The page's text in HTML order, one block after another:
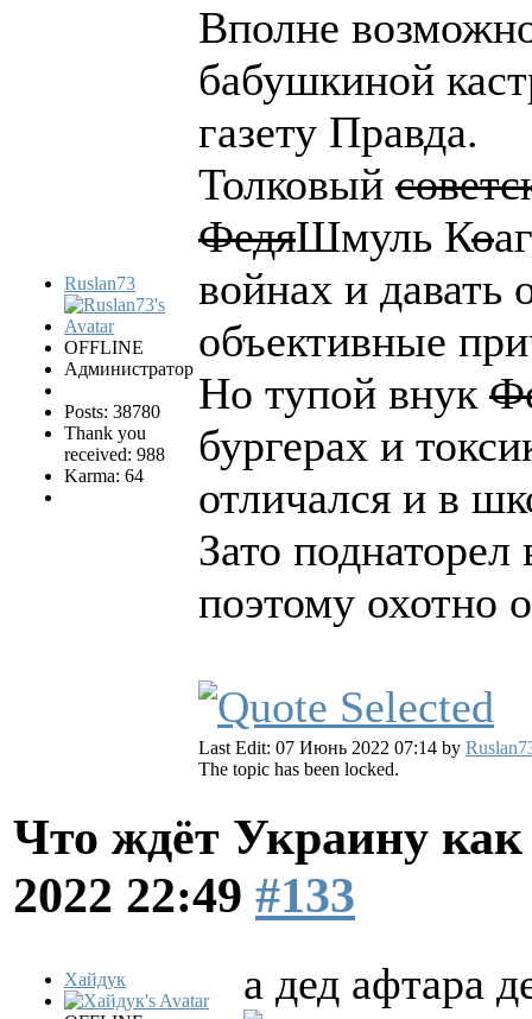
Ruslan73
OFFLINE
Администратор
Posts: 38780
Thank you
received: 988
Karma: 64
Вполне
бабушкиной
газету Правда.
Толковый
ФедяШмуль Ко
войнах и давать
объективные
Но тупой внук
бургерах и
отличался и в
Зато
поэтому охотно
Last Edit: 07 Июнь 2022 07:14 by
The topic has been locked.
Что ждёт Украину как
2022 22:49 #133
Хайдук а дед афтара